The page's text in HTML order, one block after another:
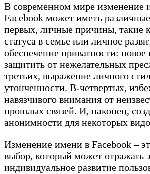
В современном мире изменение
Facebook может иметь
первых, личные причины, такие
статуса в семье или личное
обеспечение приватности:
защитить от нежелательных
третьих, выражение личного
утонченности. В-четвертых,
навязчивого внимания от
прошлых связей. И, наконец,
анонимности для некоторых
Изменение имени в Facebook –
выбор, который может отражать
индивидуальное развитие